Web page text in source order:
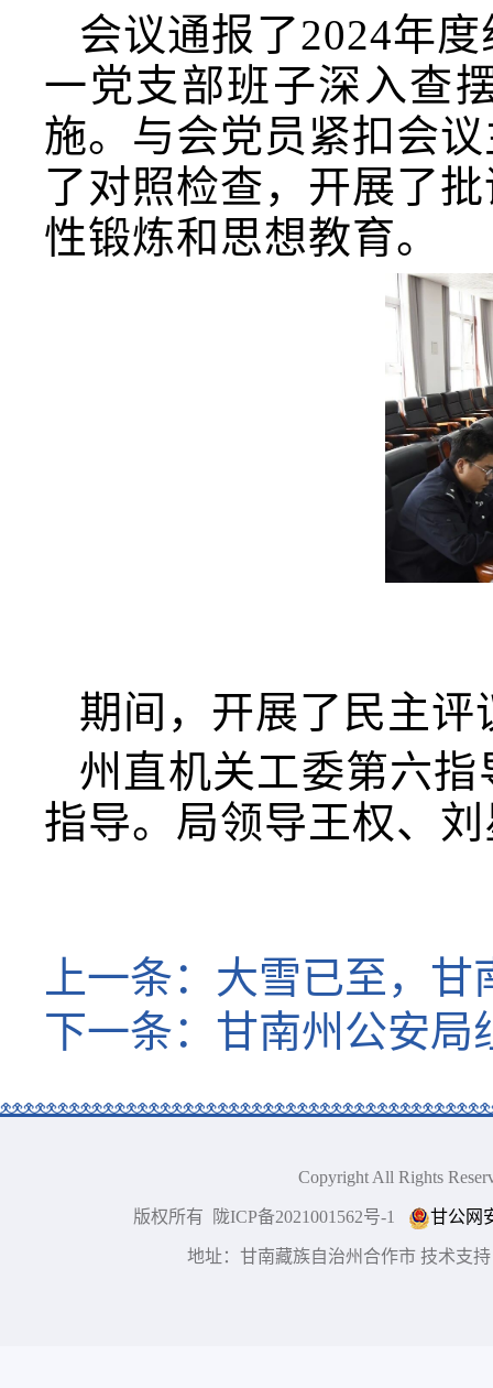
会议通报了2024年度
一党支部班子深入查
施。与会党员紧扣会
了对照检查，开展了
性锻炼和思想教育。
期间，开展了民主评
州直机关工委第六指
指导。 局领导王权、
上一条： 大雪已至，甘
下一条： 甘南州公安局
Copyright All Rights
版权所有 陇ICP备2021001562号-1 甘公网
地址：甘南藏族自治州合作市 技术支